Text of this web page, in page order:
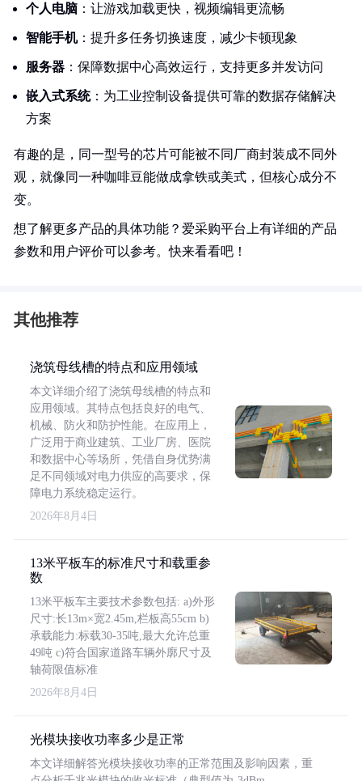
个人电脑 ：让游戏加载更快，视频编辑更流畅
智能手机：提升多任务切换速度，减少卡顿现象
服务器 ：保障数据中心高效运行，支持更多并发访问
嵌入式系统：为工业控制设备提供可靠的数据存储解决
方案
有趣的是，同一型号的芯片可能被不同厂商封装成不同外
观，就像同一种咖啡豆能做成拿铁或美式，但核心成分不
变。
想了解更多产品的具体功能？爱采购平台上有详细的产品
参数和用户评价可以参考。快来看看吧！
其他推荐
浇筑母线槽的特点和应用领域
本文详细介绍了浇筑母线槽的特点和
应用领域。其特点包括良好的电气、
机械、防火和防护性能。在应用上，
广泛用于商业建筑、工业厂房、医院
和数据中心等场所，凭借自身优势满
足不同领域对电力供应的高要求，保
障电力系统稳定运行。
2026年8月4日
13米平板车的标准尺寸和载重参
数
13米平板车主要技术参数包括: a)外形
尺寸:长13m×宽2.45m,栏板高55cm b)
承载能力:标载30-35吨,最大允许总重
49吨 c)符合国家道路车辆外廓尺寸及
轴荷限值标准
2026年8月4日
光模块接收功率多少是正常
本文详细解答光模块接收功率的正常范围及影响因素，重